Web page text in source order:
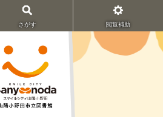
さがす 閲覧補助